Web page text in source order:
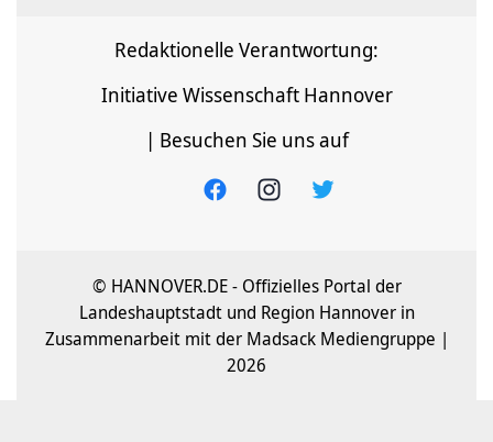
Redaktionelle Verantwortung:
Initiative Wissenschaft Hannover
| Besuchen Sie uns auf
© HANNOVER.DE - Offizielles Portal der
Landeshauptstadt und Region Hannover in
Zusammenarbeit mit der Madsack Mediengruppe |
2026